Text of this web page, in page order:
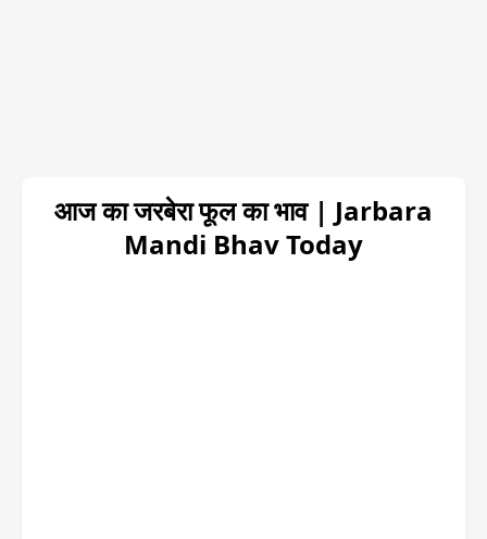
आज का जरबेरा फूल का भाव | Jarbara
Mandi Bhav Today